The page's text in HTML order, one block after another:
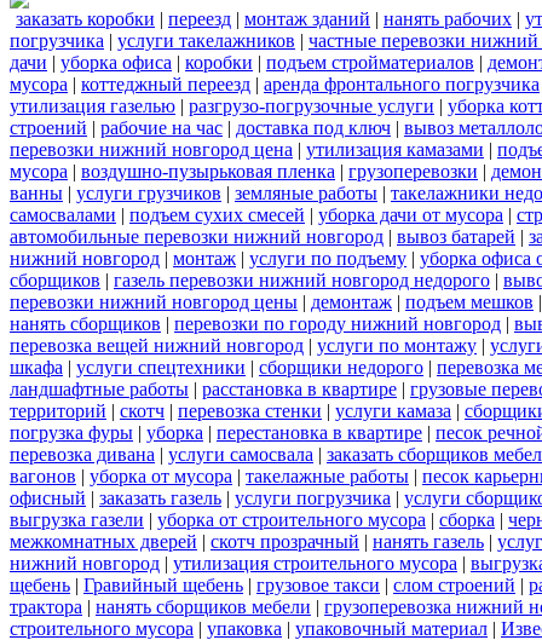
заказать коробки | переезд | монтаж зданий | нанять рабочих |
погрузчика | услуги такелажников | частные перевозки нижний
дачи | уборка офиса | коробки | подъем стройматериалов |
мусора | коттеджный переезд | аренда фронтального погрузчика
утилизация газелью | разгрузо-погрузочные услуги | уборка
строений | рабочие на час | доставка под ключ | вывоз
перевозки нижний новгород цена | утилизация камазами |
мусора | воздушно-пузырьковая пленка | грузоперевозки |
ванны | услуги грузчиков | земляные работы | такелажники
самосвалами | подъем сухих смесей | уборка дачи от мусора |
автомобильные перевозки нижний новгород | вывоз батарей |
нижний новгород | монтаж | услуги по подъему | уборка офиса
сборщиков | газель перевозки нижний новгород недорого |
перевозки нижний новгород цены | демонтаж | подъем мешков
нанять сборщиков | перевозки по городу нижний новгород |
перевозка вещей нижний новгород | услуги по монтажу |
шкафа | услуги спецтехники | сборщики недорого | перевозка
ландшафтные работы | расстановка в квартире | грузовые
территорий | скотч | перевозка стенки | услуги камаза |
погрузка фуры | уборка | перестановка в квартире | песок
перевозка дивана | услуги самосвала | заказать сборщиков
вагонов | уборка от мусора | такелажные работы | песок
офисный | заказать газель | услуги погрузчика | услуги
выгрузка газели | уборка от строительного мусора | сборка |
межкомнатных дверей | скотч прозрачный | нанять газель |
нижний новгород | утилизация строительного мусора |
щебень | Гравийный щебень | грузовое такси | слом строений |
трактора | нанять сборщиков мебели | грузоперевозка нижний
строительного мусора | упаковка | упаковочный материал |